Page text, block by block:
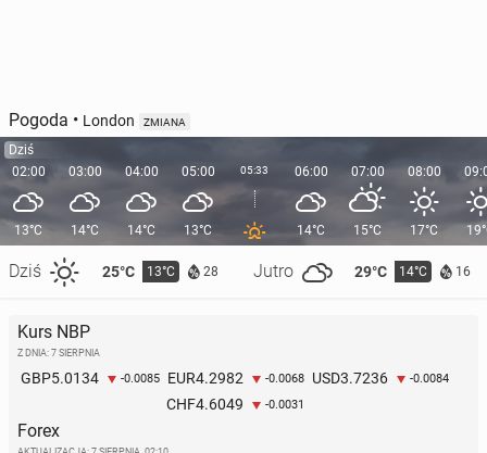
Pogoda • London ZMIANA
Dziś
02:00
13°C
Dziś 25°C 13°C 28 Jutro 29°C 14°C 16
03:00
14°C
04:00
14°C
05:00
13°C
05:33 06:00
14°C
07:00
15°C
08:00
17°C
Kurs NBP
Z DNIA: 7 SIERPNIA
GBP5.0134 -0.0085 EUR4.2982 -0.0068 USD3.7236 -0.0084
CHF4.6049 -0.0031
Forex